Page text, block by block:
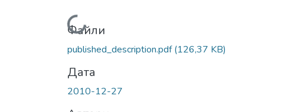
Вантажиться...
Файли
published_description.pdf(126,37 KB)
Дата
2010-12-27